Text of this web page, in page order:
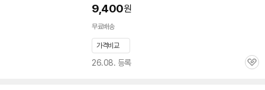
9,400원
무료배송
가격비교
26.08. 등록
관